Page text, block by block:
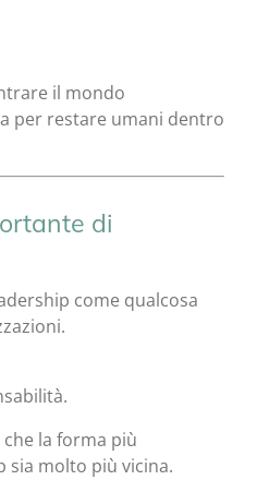
il mondo
per restare umani dentro
di
come qualcosa
la forma più
sia molto più vicina.